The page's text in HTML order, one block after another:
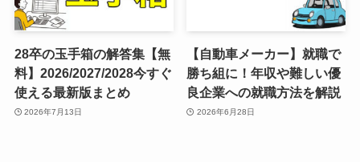
28卒の玉手箱の解答集【無
料】2026/2027/2028今すぐ
使える最新版まとめ
2026年7月13日
【自動車メーカー】就職で
勝ち組に！年収や難しい優
良企業への就職方法を解説
2026年6月28日